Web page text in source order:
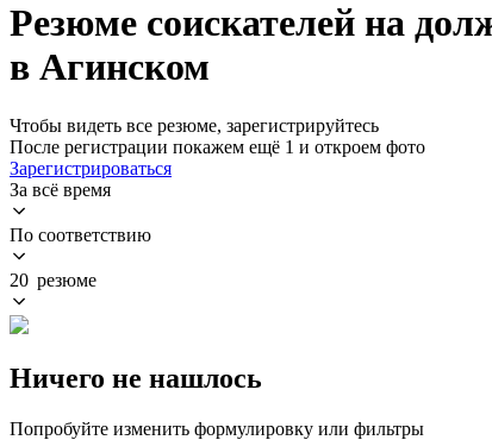
Резюме соискателей на
в Агинском
Чтобы видеть все резюме, зарегистрируйтесь
После регистрации покажем ещё 1 и откроем фото
Зарегистрироваться
За всё время
По соответствию
20 резюме
Ничего не нашлось
Попробуйте изменить формулировку или фильтры